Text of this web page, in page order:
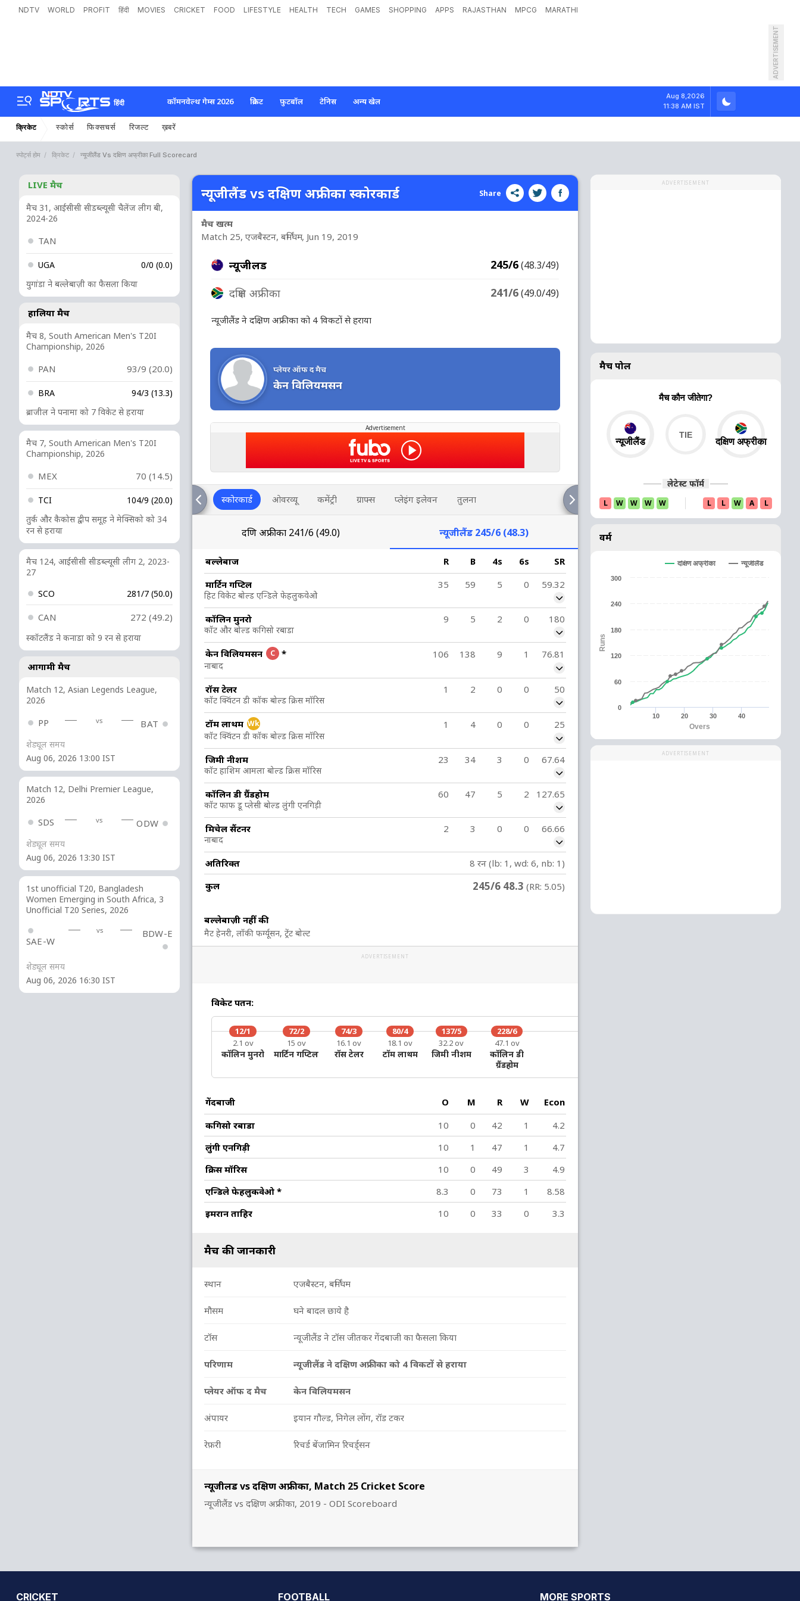
NDTV WORLD PROFIT हिंदी MOVIES CRICKET FOOD LIFESTYLE HEALTH TECH GAMES SHOPPING APPS RAJASTHAN MPCG MARATHI
ADVERTISEMENT
हिंदी कॉमनवेल्थ गेम्स 2026 क्रिकेट फ़ुटबॉल टेनिस अन्य खेल
Aug 8,2026
11:38 AM IST
क्रिकेट स्कोर्स फिक्सचर्स रिजल्ट ख़बरें
स्पोर्ट्स होम क्रिकेट न्यूजीलैंड Vs दक्षिण अफ्रीका Full Scorecard
LIVE मैच
मैच 31, आईसीसी सीडब्ल्यूसी चैलेंज लीग बी,
2024-26
TAN
UGA
0/0 (0.0)
युगांडा ने बल्लेबाज़ी का फैसला किया
हालिया मैच
मैच 8, South American Men's T20I
Championship, 2026
PAN 93/9 (20.0)
BRA
94/3 (13.3)
ब्राजील ने पनामा को 7 विकेट से हराया
मैच 7, South American Men's T20I
Championship, 2026
MEX 70 (14.5)
TCI
104/9 (20.0)
तुर्क और कैकोस द्वीप समूह ने मेक्सिको को 34
रन से हराया
मैच 124, आईसीसी सीडब्ल्यूसी लीग 2, 2023-
27
SCO
281/7 (50.0)
CAN 272 (49.2)
स्कॉटलैंड ने कनाडा को 9 रन से हराया
आगामी मैच
Match 12, Asian Legends League,
2026
PP vs BAT
शेड्यूल समय
Aug 06, 2026 13:00 IST
Match 12, Delhi Premier League,
2026
SDS vs ODW
शेड्यूल समय
Aug 06, 2026 13:30 IST
1st unofficial T20, Bangladesh
Women Emerging in South Africa, 3
Unofficial T20 Series, 2026
SAE-W
vs BDW-E
शेड्यूल समय
Aug 06, 2026 16:30 IST
न्यूजीलैंड vs दक्षिण अफ्रीका, Match 25 Cricket Score
न्यूजीलैंड vs दक्षिण अफ्रीका, 2019 - ODI Scoreboard
न्यूजीलैंड vs दक्षिण अफ्रीका स्कोरकार्ड Share
मैच खत्म
Match 25, एजबैस्टन, बर्मिंघम, Jun 19, 2019
न्यूजीलैंड 245/6(48.3/49)
दक्षिण अफ्रीका 241/6(49.0/49)
न्यूजीलैंड ने दक्षिण अफ्रीका को 4 विकटों से हराया
प्लेयर ऑफ द मैच
केन विलियमसन
Advertisement
स्कोरकार्ड ओवरव्यू कमेंट्री ग्राफ्स प्लेइंग इलेवन तुलना
दक्षिण अफ्रीका 241/6 (49.0) न्यूजीलैंड 245/6 (48.3)
R B 4s 6s
SR
55 0 66.26
38 55 4 0 69.09
3 104.68
36 37 2
5 0 0
0 85.71
11 रन (lb: 7, wd: 4)
241/6 49.0(RR: 4.91)
136/4
208/5
218/6
बल्लेबाज R B 4s 6s
SR
मार्टिन गप्टिल
35 59 5 0 59.32
हिट विकेट बोल्ड एन्डिले फेहलुकवेओ
कॉलिन मुनरो 9 5 2 0 180
कॉट और बोल्ड कगिसो रबाडा
केन विलियमसन C * 106 138 9 1 76.81
नाबाद
रॉस टेलर 1 2 0 0 50
कॉट क्विंटन डी कॉक बोल्ड क्रिस मॉरिस
टॉम लाथम Wk 1 4 0 0 25
कॉट क्विंटन डी कॉक बोल्ड क्रिस मॉरिस
जिमी नीशम 23 34 3 0 67.64
कॉट हाशिम आमला बोल्ड क्रिस मॉरिस
कॉलिन डी ग्रैंडहोम 60 47 5 2 127.65
कॉट फाफ डू प्लेसी बोल्ड लुंगी एनगिड़ी
मिचेल सैंटनर 2 3 0 0 66.66
नाबाद
अतिरिक्त
8 रन (lb: 1, wd: 6, nb: 1)
कुल
245/6 48.3 (RR: 5.05)
बल्लेबाज़ी नहीं की
मैट हेनरी, लॉकी फर्ग्यूसन, ट्रेंट बोल्ट
ADVERTISEMENT
विकेट पतन:
12/1
2.1 ov
कॉलिन मुनरो
72/2
15 ov
मार्टिन गप्टिल
74/3
16.1 ov
रॉस टेलर
80/4
18.1 ov
टॉम लाथम
137/5
32.2 ov
जिमी नीशम
228/6
47.1 ov
कॉलिन डी
ग्रैंडहोम
गेंदबाजी O M R W
Econ
कगिसो रबाडा
10 0 42 1
4.2
लुंगी एनगिड़ी
10 1 47 1
4.7
क्रिस मॉरिस
10 0 49 3
4.9
एन्डिले फेहलुकवेओ * 8.3 0 73 1
8.58
इमरान ताहिर
10 0 33 0 3.3
मैच की जानकारी
स्थान एजबैस्टन, बर्मिंघम
मौसम घने बादल छाये है
टॉस न्यूजीलैंड ने टॉस जीतकर गेंदबाजी का फैसला किया
परिणाम न्यूजीलैंड ने दक्षिण अफ्रीका को 4 विकटों से हराया
प्लेयर ऑफ द मैच केन विलियमसन
अंपायर इयान गौल्ड, निगेल लोंग, रॉड टकर
रेफ़री रिचर्ड बेंजामिन रिचर्ड्सन
ADVERTISEMENT
मैच पोल
मैच कौन जीतेगा?
न्यूजीलैंड दक्षिण अफ्रीका
लेटेस्ट फॉर्म
L W W W W L L W A L
वर्म
Overs
Runs
दक्षिण अफ्रीका न्यूजीलैंड
10 20 30 40
0
60
120
180
240
300
ADVERTISEMENT
CRICKET FOOTBALL MORE SPORTS